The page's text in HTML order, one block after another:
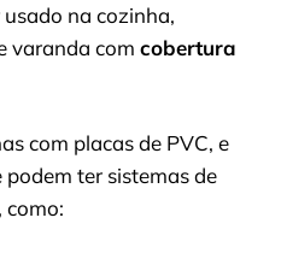
na cozinha,
varanda com cobertura
com placas de PVC, e
ter sistemas de
como: